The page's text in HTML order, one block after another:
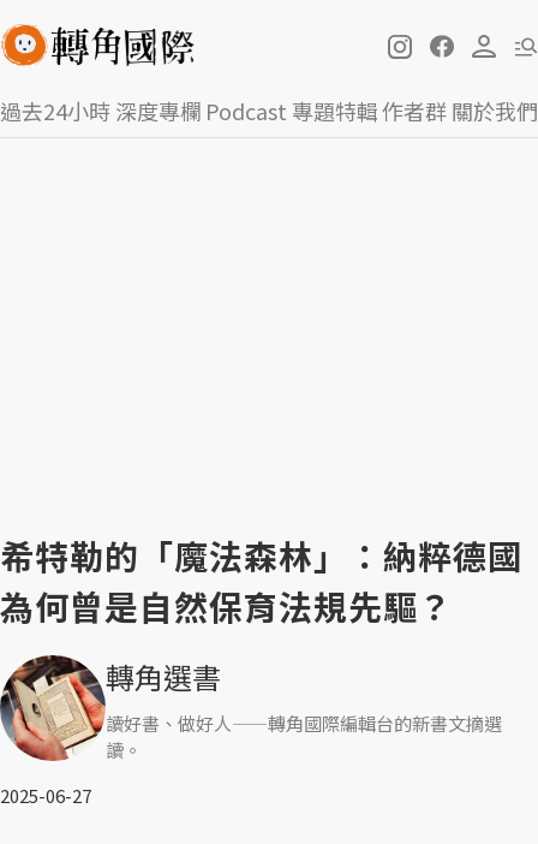
過去24小時深度專欄 Podcast 專題特輯作者群關於我們
希特勒的「魔法森林」：納粹德國
為何曾是自然保育法規先驅？
轉角選書
讀好書、做好人——轉角國際編輯台的新書文摘選
讀。
2025-06-27